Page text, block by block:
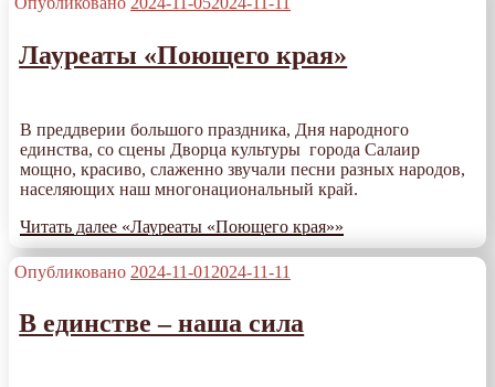
Лауреаты «Поющего края»
В преддверии большого праздника, Дня народного
единства, со сцены Дворца культуры города Салаир
мощно, красиво, слаженно звучали песни разных народов,
населяющих наш многонациональный край.
Читать далее «Лауреаты «Поющего края»»
Опубликовано 2024-11-01 2024-11-11
В единстве – наша сила